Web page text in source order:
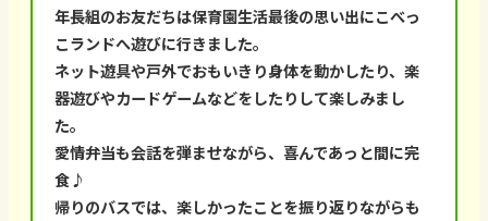
年長組のお友だちは保育園生活最後の思い出にこべっ
こランドへ遊びに行きました。
ネット遊具や戸外でおもいきり身体を動かしたり、楽
器遊びやカードゲームなどをしたりして楽しみまし
た。
愛情弁当も会話を弾ませながら、喜んであっと間に完
食♪
帰りのバスでは、楽しかったことを振り返りながらも